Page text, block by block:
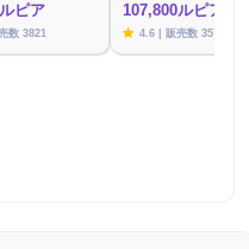
ピア
数 3821
107,800ルピア
4.6 | 販売数 3576